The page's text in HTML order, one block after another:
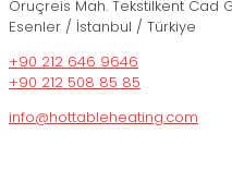
Oruçreis Mah. Tekstilkent Cad
Esenler / İstanbul / Türkiye
+90 212 646 9646
+90 212 508 85 85
info@hottableheating.com